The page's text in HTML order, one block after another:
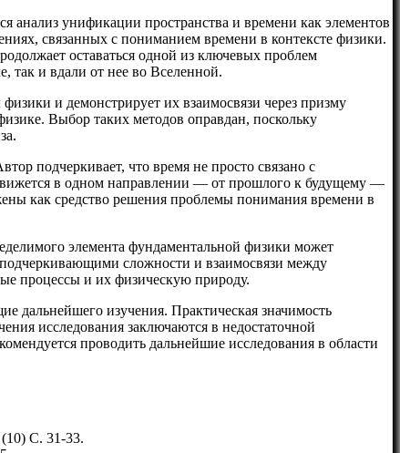
анализ унификации пространства и времени как элементов
связанных с пониманием времени в контексте физики.
оставаться одной из ключевых проблем
так и вдали от нее во Вселенной.
и демонстрирует их взаимосвязи через призму
Выбор таких методов оправдан, поскольку
подчеркивает, что время не просто связано с
в одном направлении — от прошлого к будущему —
как средство решения проблемы понимания времени в
элемента фундаментальной физики может
сложности и взаимосвязи между
процессы и их физическую природу.
дальнейшего изучения. Практическая значимость
исследования заключаются в недостаточной
проводить дальнейшие исследования в области
С. 31-33.